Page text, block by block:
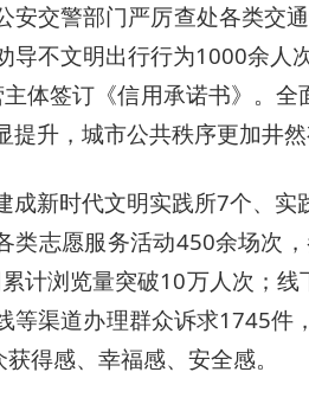
安交警部门严厉查处各类交
导不文明出行行为1000余
体签订《信用承诺书》。
升，城市公共秩序更加井然
成新时代文明实践所7个、实
志愿服务活动450余场次
计浏览量突破10万人次；
等渠道办理群众诉求1745
得感、幸福感、安全感。